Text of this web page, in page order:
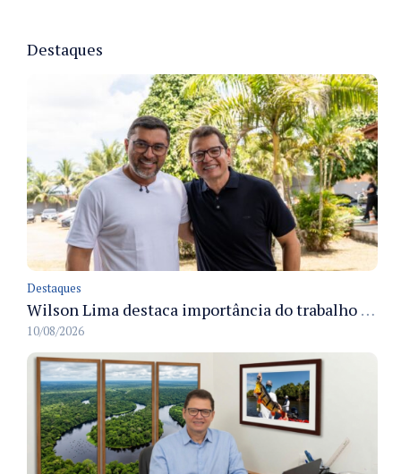
Destaques
Destaques
Wilson Lima destaca importância do trabalho executado por Marcellus Campêlo no Amazonas, em áreas como habitação e saneamento
10/08/2026